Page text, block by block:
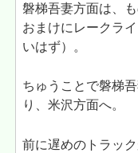
磐梯吾妻方面は、
おまけにレークラ
いはず）。
ちゅうことで磐梯
り、米沢方面へ。
前に遅めのトラッ